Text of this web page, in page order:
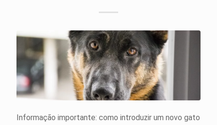
Informação importante: como introduzir um novo gato